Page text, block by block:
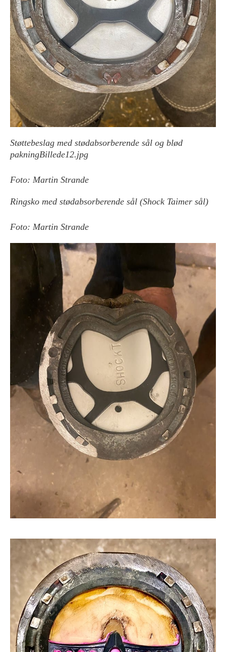
Støttebeslag med stødabsorberende sål og blød
pakningBillede12.jpg
Foto: Martin Strande
Ringsko med stødabsorberende sål (Shock Taimer sål)
Foto: Martin Strande